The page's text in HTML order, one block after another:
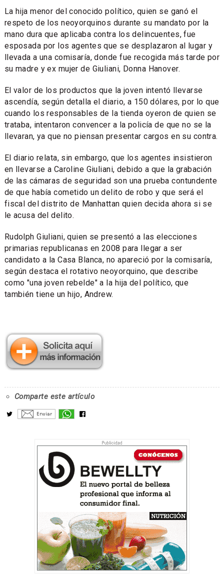
La hija menor del conocido político, quien se ganó el
respeto de los neoyorquinos durante su mandato por la
mano dura que aplicaba contra los delincuentes, fue
esposada por los agentes que se desplazaron al lugar y
llevada a una comisaría, donde fue recogida más tarde por
su madre y ex mujer de Giuliani, Donna Hanover.
El valor de los productos que la joven intentó llevarse
ascendía, según detalla el diario, a 150 dólares, por lo que
cuando los responsables de la tienda oyeron de quien se
trataba, intentaron convencer a la policía de que no se la
llevaran, ya que no piensan presentar cargos en su contra.
El diario relata, sin embargo, que los agentes insistieron
en llevarse a Caroline Giuliani, debido a que la grabación
de las cámaras de seguridad son una prueba contundente
de que había cometido un delito de robo y que será el
fiscal del distrito de Manhattan quien decida ahora si se
le acusa del delito.
Rudolph Giuliani, quien se presentó a las elecciones
primarias republicanas en 2008 para llegar a ser
candidato a la Casa Blanca, no apareció por la comisaría,
según destaca el rotativo neoyorquino, que describe
como "una joven rebelde" a la hija del político, que
también tiene un hijo, Andrew.
Comparte este artículo